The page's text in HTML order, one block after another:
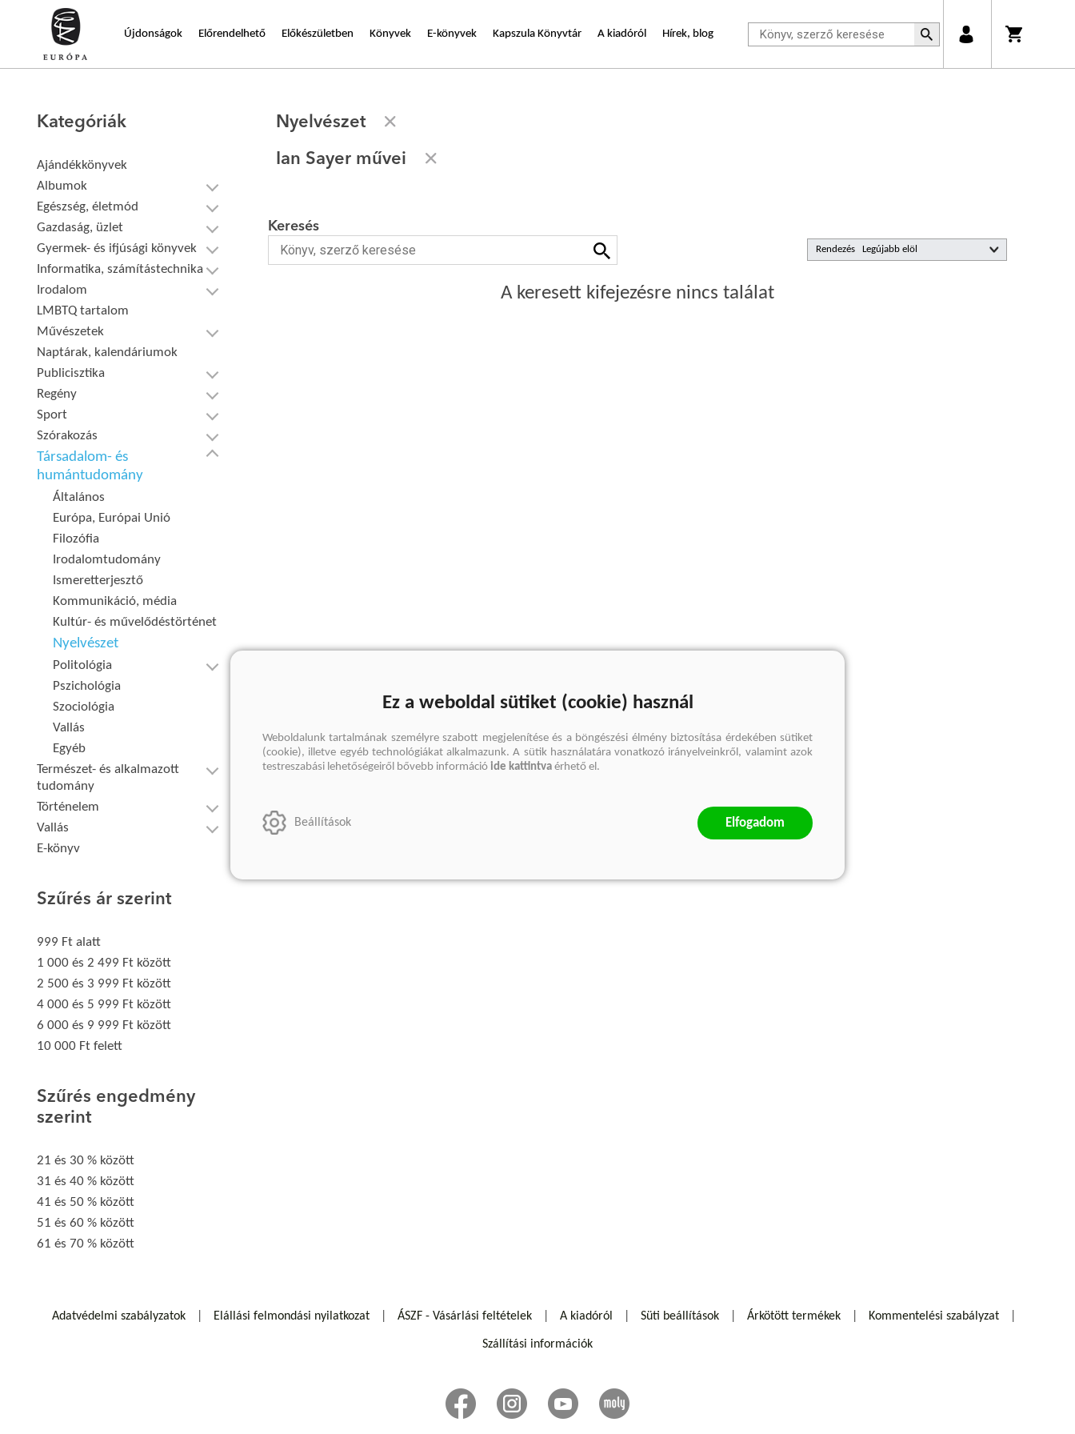
Újdonságok Előrendelhető Előkészületben Könyvek E-könyvek Kapszula Könyvtár A kiadóról Hírek, blog
Kategóriák
Ajándékkönyvek
Albumok
Egészség, életmód
Gazdaság, üzlet
Gyermek- és ifjúsági könyvek
Informatika, számítástechnika
Irodalom
LMBTQ tartalom
Művészetek
Naptárak, kalendáriumok
Publicisztika
Regény
Sport
Szórakozás
Társadalom- és
humántudomány
Általános
Európa, Európai Unió
Filozófia
Irodalomtudomány
Ismeretterjesztő
Kommunikáció, média
Kultúr- és művelődéstörténet
Nyelvészet
Politológia
Pszichológia
Szociológia
Vallás
Egyéb
Természet- és alkalmazott
tudomány
Történelem
Vallás
E-könyv
Szűrés ár szerint
999 Ft alatt
1 000 és 2 499 Ft között
2 500 és 3 999 Ft között
4 000 és 5 999 Ft között
6 000 és 9 999 Ft között
10 000 Ft felett
Szűrés engedmény
szerint
21 és 30 % között
31 és 40 % között
41 és 50 % között
51 és 60 % között
61 és 70 % között
Nyelvészet
Ian Sayer művei
Rendezés
Keresés
A keresett kifejezésre nincs találat
Adatvédelmi szabályzatok Elállási felmondási nyilatkozat ÁSZF - Vásárlási feltételek A kiadóról Süti beállítások Árkötött termékek Kommentelési szabályzat
Szállítási információk
Ez a weboldal sütiket (cookie) használ
Weboldalunk tartalmának személyre szabott megjelenítése és a böngészési élmény biztosítása érdekében sütiket
(cookie), illetve egyéb technológiákat alkalmazunk. A sütik használatára vonatkozó irányelveinkről, valamint azok
testreszabási lehetőségeiről bővebb információ ide kattintva érhető el.
Beállítások Elfogadom